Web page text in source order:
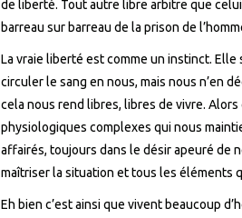
de liberté. Tout autre libre arbitre que
barreau sur barreau de la prison de
La vraie liberté est comme un instinct.
circuler le sang en nous, mais nous n’en
cela nous rend libres, libres de vivre.
physiologiques complexes qui nous
affairés, toujours dans le désir apeuré de
maîtriser la situation et tous les éléments
Eh bien c’est ainsi que vivent beaucoup